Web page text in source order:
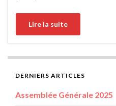
Lire la suite
DERNIERS ARTICLES
Assemblée Générale 2025